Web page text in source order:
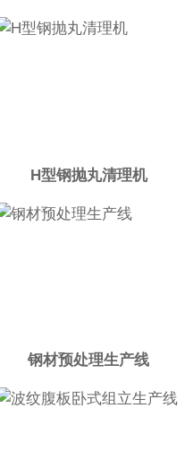
H型钢抛丸清理机
钢材预处理生产线